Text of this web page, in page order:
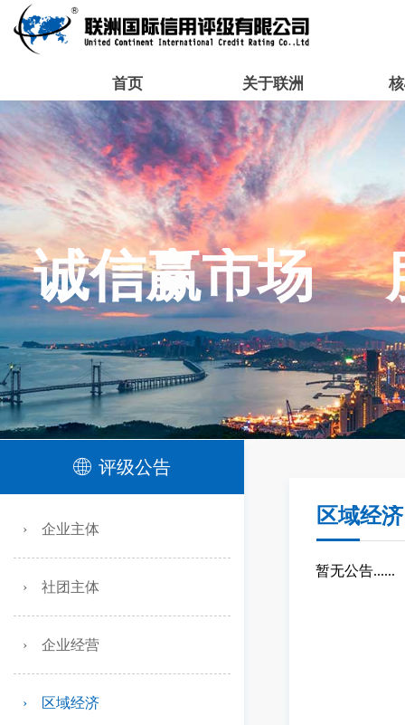
诚信赢市场
首页 关于联洲
› 企业主体
› 社团主体
› 企业经营
› 区域经济
ꄓ 评级公告
区域经济
暂无公告......